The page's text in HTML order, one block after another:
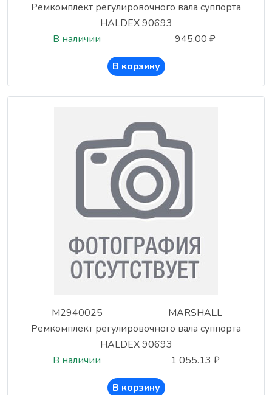
Ремкомплект регулировочного вала суппорта
HALDEX 90693
В наличии
945.00 ₽
В корзину
M2940025
MARSHALL
Ремкомплект регулировочного вала суппорта
HALDEX 90693
В наличии
1 055.13 ₽
В корзину